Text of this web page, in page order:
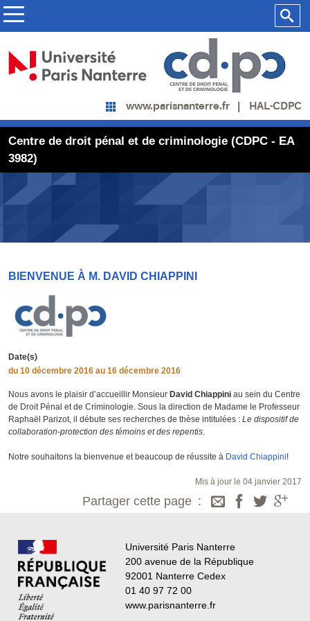
www.parisnanterre.fr HAL-CDPC
Centre de droit pénal et de criminologie (CDPC - EA
3982)
BIENVENUE À M. DAVID CHIAPPINI
Date(s)
du 10 décembre 2016 au 16 décembre 2016
Nous avons le plaisir d’accueillir Monsieur David Chiappini au sein du Centre
de Droit Pénal et de Criminologie. Sous la direction de Madame le Professeur
Raphaël Parizot, il débute ses recherches de thèse intitulées : Le dispositif de
collaboration-protection des témoins et des repentis.
Notre souhaitons la bienvenue et beaucoup de réussite à David Chiappini!
Mis à jour le 04 janvier 2017
Partager cette page
Université Paris Nanterre
200 avenue de la République
92001 Nanterre Cedex
01 40 97 72 00
www.parisnanterre.fr